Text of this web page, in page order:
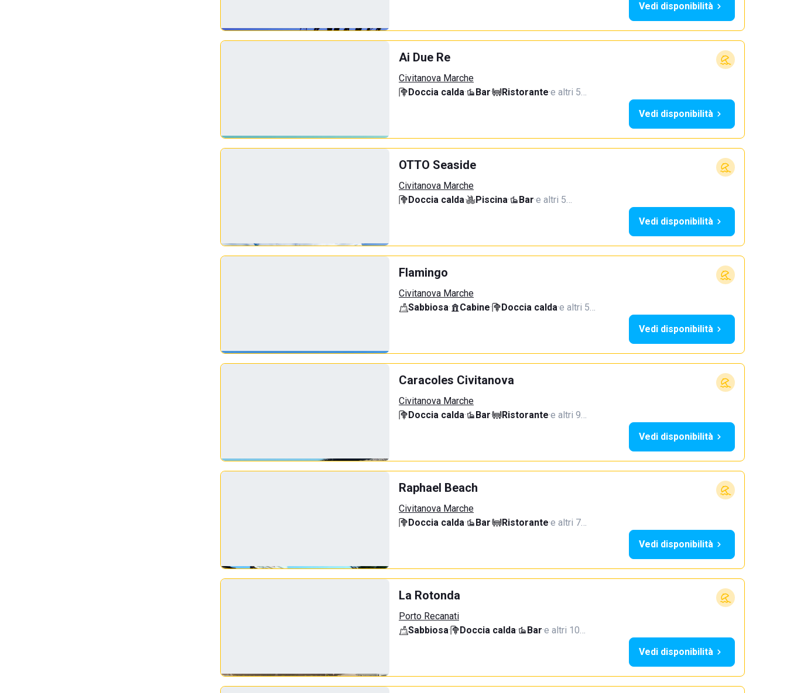
Vedi disponibilità
Ai Due Re
Civitanova Marche
Doccia calda· Bar· Ristorante·e altri 5…
Vedi disponibilità
OTTO Seaside
Civitanova Marche
Doccia calda· Piscina· Bar·e altri 5…
Vedi disponibilità
Flamingo
Civitanova Marche
Sabbiosa· Cabine· Doccia calda·e altri 5…
Vedi disponibilità
Caracoles Civitanova
Civitanova Marche
Doccia calda· Bar· Ristorante·e altri 9…
Vedi disponibilità
Raphael Beach
Civitanova Marche
Doccia calda· Bar· Ristorante·e altri 7…
Vedi disponibilità
La Rotonda
Porto Recanati
Sabbiosa· Doccia calda· Bar·e altri 10…
Vedi disponibilità